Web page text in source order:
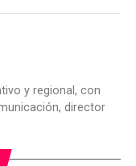
y regional, con
director